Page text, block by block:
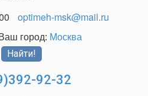
optimeh-msk@mail.ru
Ваш город: Москва
92-32